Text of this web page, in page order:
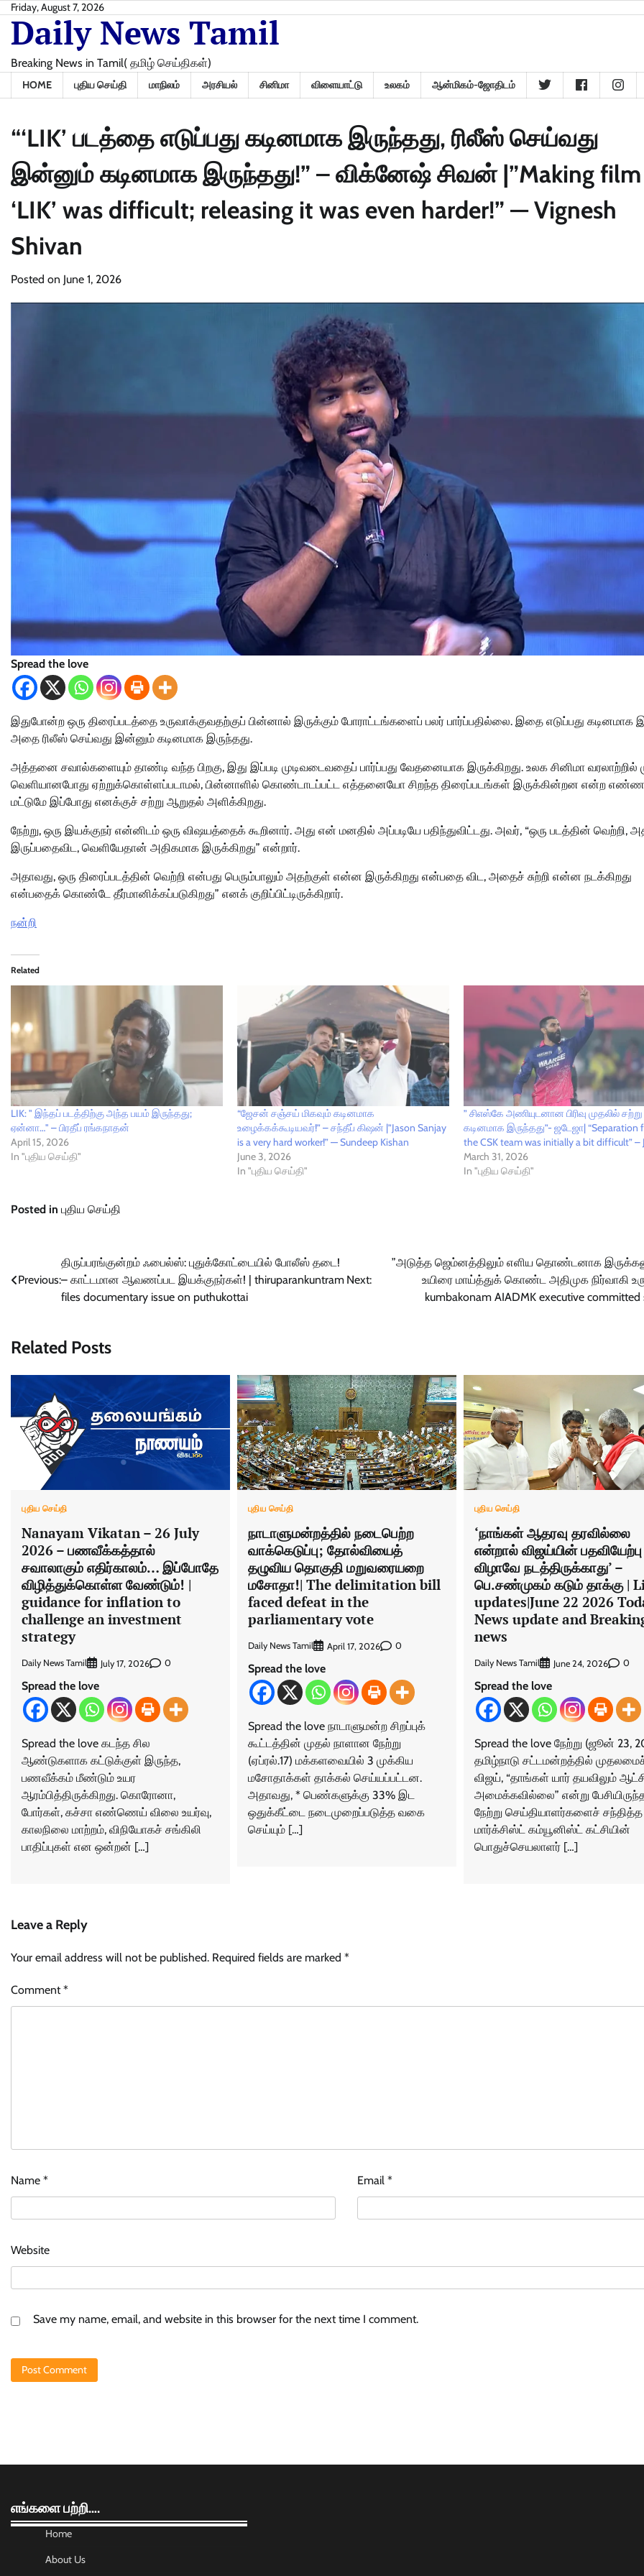
Skip
content
Friday, August 7, 2026
Daily News Tamil
Breaking News in Tamil( தமிழ் செய்திகள்)
HOME புதிய செய்தி மாநிலம் அரசியல் சினிமா விளையாட்டு உலகம் ஆன்மிகம்-ஜோதிடம்
“‘LIK’ படத்தை எடுப்பது கடினமாக இருந்தது, ரிலீஸ் செய்வது
இன்னும் கடினமாக இருந்தது!” – விக்னேஷ் சிவன் |”Making film
‘LIK’ was difficult; releasing it was even harder!” — Vignesh
Shivan
Posted on June 1, 2026
Spread the love
இதுபோன்ற ஒரு திரைப்படத்தை உருவாக்குவதற்குப் பின்னால் இருக்கும் போராட்டங்களைப் பலர் பார்ப்பதில்லை. இதை எடுப்பது கடினமாக
அதை ரிலீஸ் செய்வது இன்னும் கடினமாக இருந்தது.
அத்தனை சவால்களையும் தாண்டி வந்த பிறகு, இது இப்படி முடிவடைவதைப் பார்ப்பது வேதனையாக இருக்கிறது. உலக சினிமா வரலாற்றில்
வெளியானபோது ஏற்றுக்கொள்ளப்படாமல், பின்னாளில் கொண்டாடப்பட்ட எத்தனையோ சிறந்த திரைப்படங்கள் இருக்கின்றன என்ற
மட்டுமே இப்போது எனக்குச் சற்று ஆறுதல் அளிக்கிறது.
நேற்று, ஒரு இயக்குநர் என்னிடம் ஒரு விஷயத்தைக் கூறினார். அது என் மனதில் அப்படியே பதிந்துவிட்டது. அவர், “ஒரு படத்தின் வெற்றி,
இருப்பதைவிட, வெளியேதான் அதிகமாக இருக்கிறது” என்றார்.
அதாவது, ஒரு திரைப்படத்தின் வெற்றி என்பது பெரும்பாலும் அதற்குள் என்ன இருக்கிறது என்பதை விட, அதைச் சுற்றி என்ன நடக்கிறது
என்பதைக் கொண்டே தீர்மானிக்கப்படுகிறது” எனக் குறிப்பிட்டிருக்கிறார்.
நன்றி
Related
LIK: " இந்தப் படத்திற்கு அந்த பயம் இருந்தது;
ஏன்னா…" – பிரதீப் ரங்கநாதன்
April 15, 2026
In "புதிய செய்தி"
“ஜேசன் சஞ்சய் மிகவும் கடினமாக
உழைக்கக்கூடியவர்!” – சந்தீப் கிஷன் |”Jason Sanjay
is a very hard worker!” — Sundeep Kishan
June 3, 2026
In "புதிய செய்தி"
” சிஎஸ்கே அணியுடனான பிரிவு முதலில் சற்று
கடினமாக இருந்தது”- ஜடேஜா| “Separation
the CSK team was initially a bit difficult” –
March 31, 2026
In "புதிய செய்தி"
Posted in புதிய செய்தி
navigation
Previous:
திருப்பரங்குன்றம் ஃபைல்ஸ்: புதுக்கோட்டையில் போலீஸ் தடை!
– காட்டமான ஆவணப்பட இயக்குநர்கள்! | thiruparankuntram
files documentary issue on puthukottai
Next:
”அடுத்த ஜெம்னத்திலும் எளிய தொண்டனாக
உயிரை மாய்த்துக் கொண்ட அதிமுக நிர்வாகி
kumbakonam AIADMK executive committed
Related Posts
புதிய செய்தி
Nanayam Vikatan – 26 July
2026 – பணவீக்கத்தால்
சவாலாகும் எதிர்காலம்… இப்போதே
விழித்துக்கொள்ள வேண்டும்! |
guidance for inflation to
challenge an investment
strategy
Daily News Tamil July 17, 2026 0
Spread the love
Spread the love கடந்த சில
ஆண்டுகளாக கட்டுக்குள் இருந்த,
பணவீக்கம் மீண்டும் உயர
ஆரம்பித்திருக்கிறது. கொரோனா,
போர்கள், கச்சா எண்ணெய் விலை உயர்வு,
காலநிலை மாற்றம், விநியோகச் சங்கிலி
பாதிப்புகள் என ஒன்றன் […]
புதிய செய்தி
நாடாளுமன்றத்தில் நடைபெற்ற
வாக்கெடுப்பு; தோல்வியைத்
தழுவிய தொகுதி மறுவரையறை
மசோதா!| The delimitation bill
faced defeat in the
parliamentary vote
Daily News Tamil April 17, 2026 0
Spread the love
Spread the love நாடாளுமன்ற சிறப்புக்
கூட்டத்தின் முதல் நாளான நேற்று
(ஏப்ரல்.17) மக்களவையில் 3 முக்கிய
மசோதாக்கள் தாக்கல் செய்யப்பட்டன.
அதாவது, * பெண்களுக்கு 33% இட
ஒதுக்கீட்டை நடைமுறைப்படுத்த வகை
செய்யும் […]
புதிய செய்தி
‘நாங்கள் ஆதரவு தரவில்லை
என்றால் விஜய்யின் பதவியேற்பு
விழாவே நடத்திருக்காது’ –
பெ.சண்முகம் கடும் தாக்கு |
updates|June 22 2026
News update and
news
Daily News Tamil June 24, 2026 0
Spread the love
Spread the love நேற்று (ஜூன் 23,
தமிழ்நாடு சட்டமன்றத்தில்
விஜய், “தாங்கள் யார் தயவிலும்
அமைக்கவில்லை” என்று
நேற்று செய்தியாளர்களைச் சந்தித்த
மார்க்சிஸ்ட் கம்யூனிஸ்ட் கட்சியின்
பொதுச்செயலாளர் […]
Leave a Reply
Your email address will not be published. Required fields are marked *
Comment*
Name * Email*
Website
Save my name, email, and website in this browser for the next time I comment.
எங்களை பற்றி….
Home
About Us